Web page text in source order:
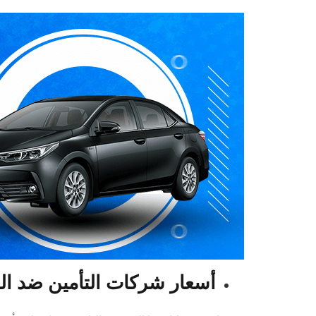
أسعار شركات التأمين ضد